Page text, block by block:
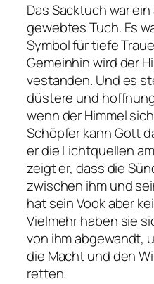
Das Sacktuch war
gewebtes Tuch. Es
Symbol für tiefe
Gemeinhin wird der
vestanden. Und es
düstere und
wenn der Himmel
Schöpfer kann Gott
er die Lichtquellen
zeigt er, dass die
zwischen ihm und
hat sein Vook aber
Vielmehr haben sie
von ihm abgewandt,
die Macht und den
retten.